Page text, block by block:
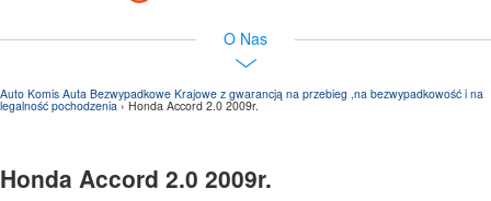
O Nas
Auto Komis Auta Bezwypadkowe Krajowe z gwarancją na przebieg ,na bezwypadkowość i na
legalność pochodzenia› Honda Accord 2.0 2009r.
Honda Accord 2.0 2009r.